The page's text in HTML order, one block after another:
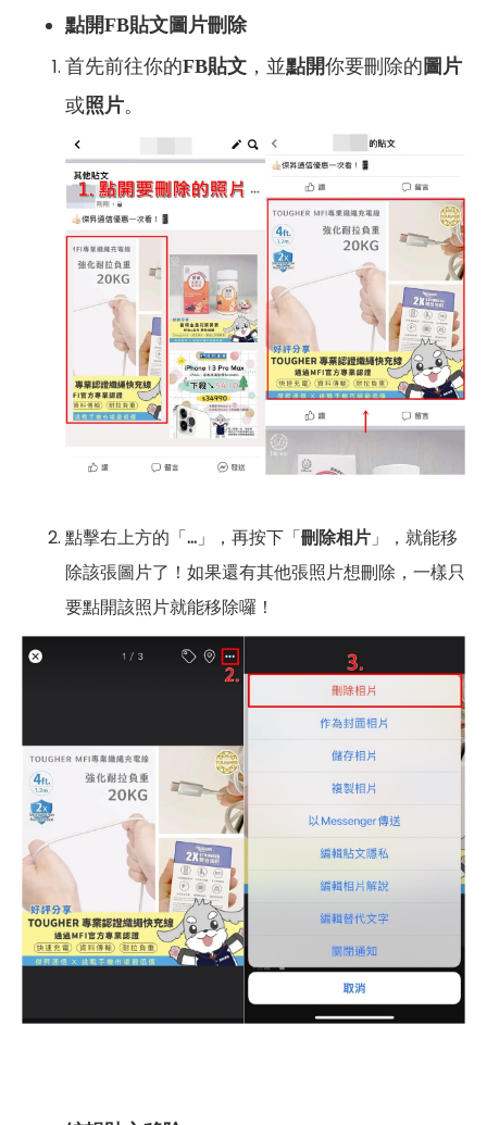
點開FB貼文圖片刪除
首先前往你的FB貼文 ，並點開你要刪除的 圖片
或照片。
點擊右上方的「… 」，再按下「刪除相片 」，就能移
除該張圖片了！如果還有其他張照片想刪除，一樣只
要點開該照片就能移除囉！